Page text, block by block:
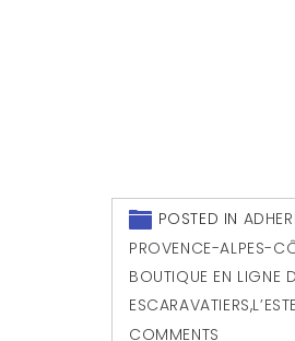
POSTED IN
PROVENCE-ALPES-
BOUTIQUE EN LIGNE
ESCARAVATIERS,
COMMENTS